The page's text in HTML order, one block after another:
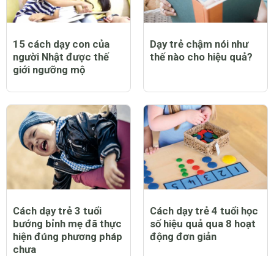
15 cách dạy con của
người Nhật được thế
giới ngưỡng mộ
Dạy trẻ chậm nói như
thế nào cho hiệu quả?
Cách dạy trẻ 3 tuổi
bướng bỉnh mẹ đã thực
hiện đúng phương pháp
chưa
Cách dạy trẻ 4 tuổi học
số hiệu quả qua 8 hoạt
động đơn giản